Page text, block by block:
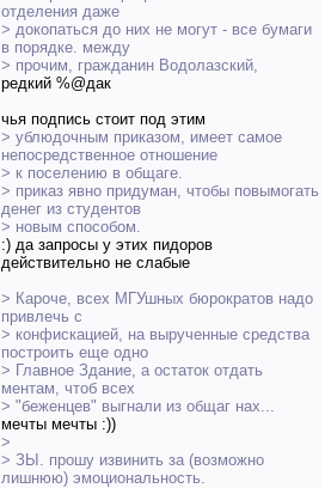
отделения даже
> докопаться до них не могут - все бумаги
в порядке. между
> прочим, гражданин Водолазский,
редкий %@дак
чья подпись стоит под этим
> ублюдочным приказом, имеет самое
непосредственное отношение
> к поселению в общаге.
> приказ явно придуман, чтобы повымогать
денег из студентов
> новым способом.
:) да запросы у этих пидоров
действительно не слабые
> Кароче, всех МГУшных бюрократов надо
привлечь с
> конфискацией, на вырученные средства
построить еще одно
> Главное Здание, а остаток отдать
ментам, чтоб всех
> "беженцев" выгнали из общаг нах...
мечты мечты :))
>
> ЗЫ. прошу извинить за (возможно
лишнюю) эмоциональность.